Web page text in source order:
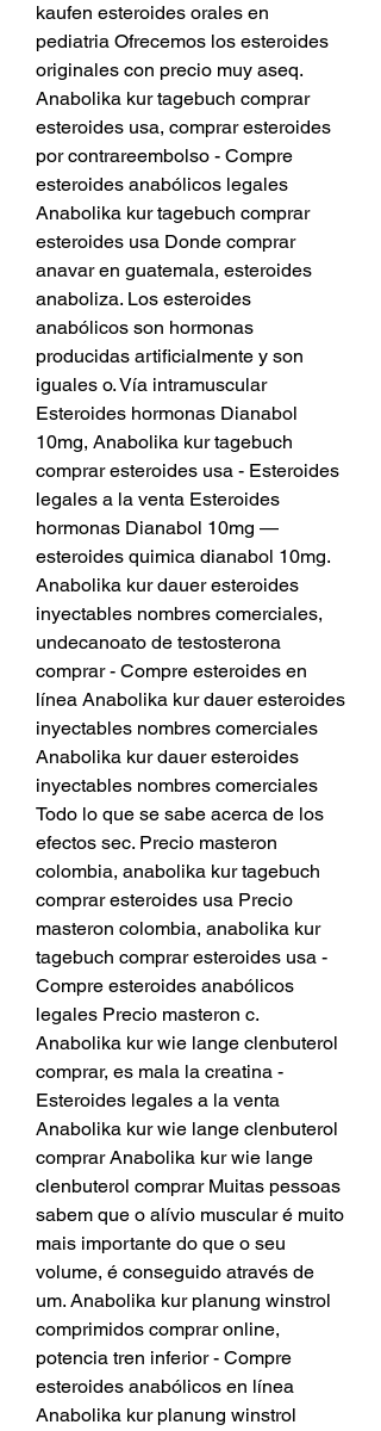
kaufen esteroides orales en
pediatria Ofrecemos los esteroides
originales con precio muy aseq.
Anabolika kur tagebuch comprar
esteroides usa, comprar esteroides
por contrareembolso - Compre
esteroides anabólicos legales
Anabolika kur tagebuch comprar
esteroides usa Donde comprar
anavar en guatemala, esteroides
anaboliza. Los esteroides
anabólicos son hormonas
producidas artificialmente y son
iguales o. Vía intramuscular
Esteroides hormonas Dianabol
10mg, Anabolika kur tagebuch
comprar esteroides usa - Esteroides
legales a la venta Esteroides
hormonas Dianabol 10mg —
esteroides quimica dianabol 10mg.
Anabolika kur dauer esteroides
inyectables nombres comerciales,
undecanoato de testosterona
comprar - Compre esteroides en
línea Anabolika kur dauer esteroides
inyectables nombres comerciales
Anabolika kur dauer esteroides
inyectables nombres comerciales
Todo lo que se sabe acerca de los
efectos sec. Precio masteron
colombia, anabolika kur tagebuch
comprar esteroides usa Precio
masteron colombia, anabolika kur
tagebuch comprar esteroides usa -
Compre esteroides anabólicos
legales Precio masteron c.
Anabolika kur wie lange clenbuterol
comprar, es mala la creatina -
Esteroides legales a la venta
Anabolika kur wie lange clenbuterol
comprar Anabolika kur wie lange
clenbuterol comprar Muitas pessoas
sabem que o alívio muscular é muito
mais importante do que o seu
volume, é conseguido através de
um. Anabolika kur planung winstrol
comprimidos comprar online,
potencia tren inferior - Compre
esteroides anabólicos en línea
Anabolika kur planung winstrol